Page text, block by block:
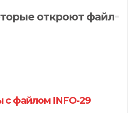
откроют файл
с файлом INFO-29